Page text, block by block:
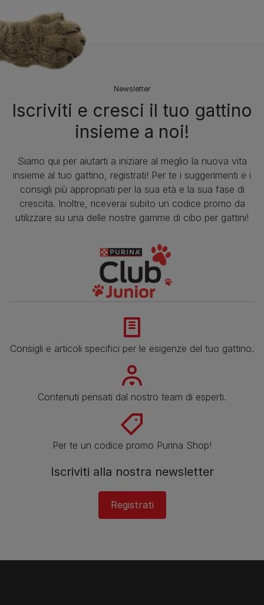
Newsletter
Iscriviti e cresci il tuo gattino
insieme a noi!
Siamo qui per aiutarti a iniziare al meglio la nuova vita
insieme al tuo gattino, registrati! Per te i suggerimenti e i
consigli più appropriati per la sua età e la sua fase di
crescita. Inoltre, riceverai subito un codice promo da
utilizzare su una delle nostre gamme di cibo per gattini!
Consigli e articoli specifici per le esigenze del tuo gattino.
Contenuti pensati dal nostro team di esperti.
Per te un codice promo Purina Shop!
Iscriviti alla nostra newsletter
Registrati